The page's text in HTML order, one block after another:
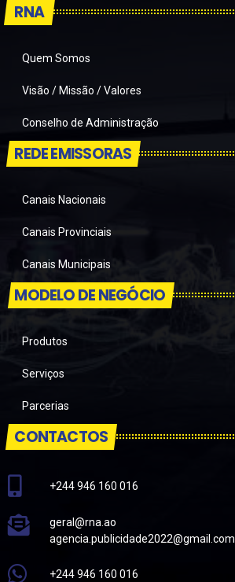
RNA
Quem Somos
Visão / Missão / Valores
Conselho de Administração
REDE EMISSORAS
Canais Nacionais
Canais Provinciais
Canais Municipais
MODELO DE NEGÓCIO
Produtos
Serviços
Parcerias
CONTACTOS
+244 946 160 016
geral@rna.ao
agencia.publicidade2022@gmail.com
+244 946 160 016